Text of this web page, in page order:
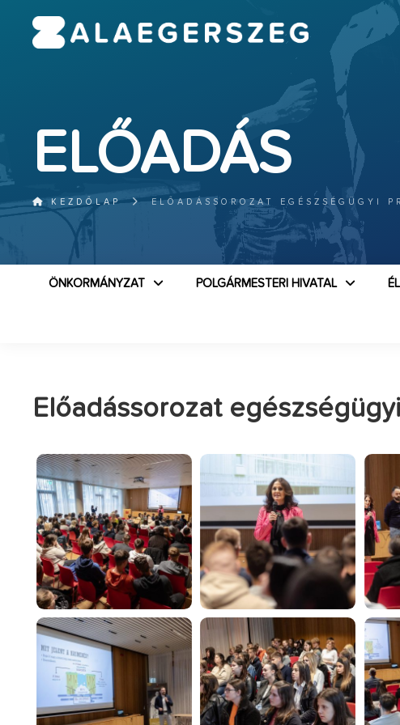
ELŐADÁS
KEZDŐLAP ELŐADÁSSOROZAT EGÉSZSÉGÜGYI
ÖNKORMÁNYZAT POLGÁRMESTERI HIVATAL
Előadássorozat